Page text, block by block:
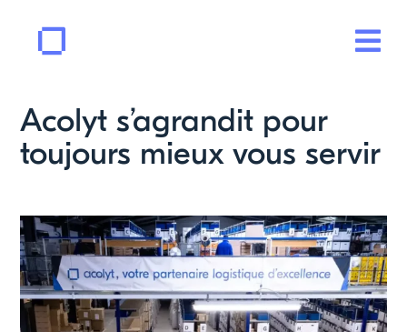
Intégration
Votre activité
Clients
Acolyt s’agrandit pour
toujours mieux vous servir